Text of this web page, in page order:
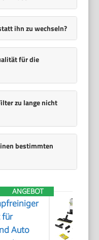
ihn zu wechseln?
für die
zu lange nicht
bestimmten
ANGEBOT
für
Auto